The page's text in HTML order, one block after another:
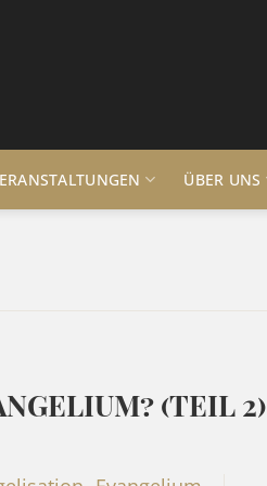
ÜBER UNS
(TEIL 2)